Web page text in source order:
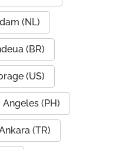
(NL)
(BR)
(US)
Angeles (PH)
(TR)